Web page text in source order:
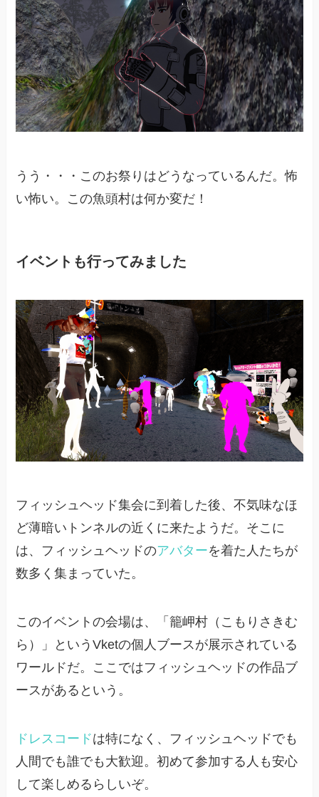
うう・・・このお祭りはどうなっているんだ。怖
い怖い。この魚頭村は何か変だ！
イベントも行ってみました
フィッシュヘッド集会に到着した後、不気味なほ
ど薄暗いトンネルの近くに来たようだ。そこに
は、フィッシュヘッドのアバターを着た人たちが
数多く集まっていた。
このイベントの会場は、「籠岬村（こもりさきむ
ら）」というVketの個人ブースが展示されている
ワールドだ。ここではフィッシュヘッドの作品ブ
ースがあるという。
ドレスコードは特になく、フィッシュヘッドでも
人間でも誰でも大歓迎。初めて参加する人も安心
して楽しめるらしいぞ。